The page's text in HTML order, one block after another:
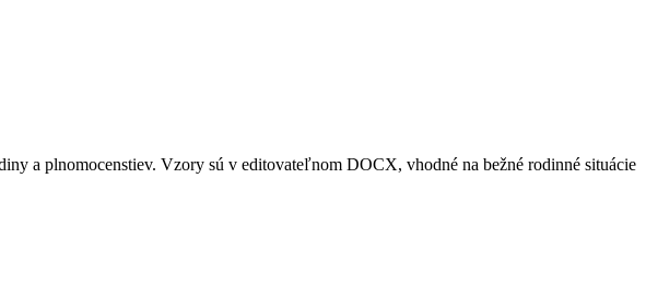
a plnomocenstiev. Vzory sú v editovateľnom DOCX, vhodné na bežné rodinné situácie